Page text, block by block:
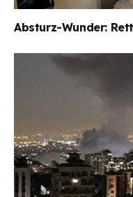
Absturz-Wunder: